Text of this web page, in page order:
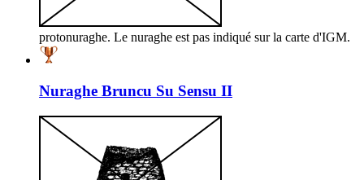
protonuraghe. Le nuraghe est pas indiqué sur la carte d'IGM.
Nuraghe Bruncu Su Sensu II